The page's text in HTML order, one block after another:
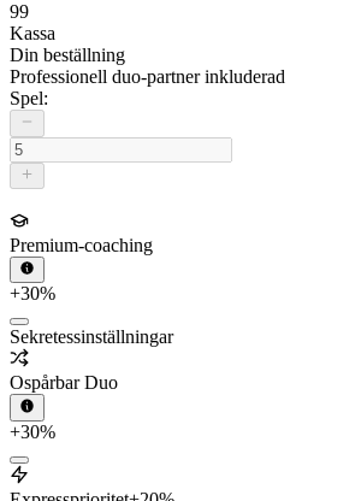
99
Kassa
Din beställning
Professionell duo-partner inkluderad
Spel:
Premium-coaching
+30%
Sekretessinställningar
Ospårbar Duo
+30%